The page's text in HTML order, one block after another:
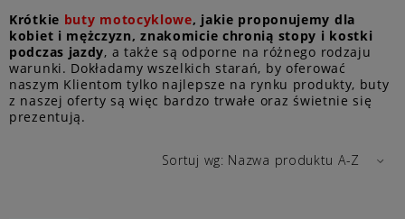
Krótkie buty motocyklowe, jakie proponujemy dla
kobiet i mężczyzn, znakomicie chronią stopy i kostki
podczas jazdy, a także są odporne na różnego rodzaju
warunki. Dokładamy wszelkich starań, by oferować
naszym Klientom tylko najlepsze na rynku produkty, buty
z naszej oferty są więc bardzo trwałe oraz świetnie się
prezentują.
Sortuj wg: Nazwa produktu A-Z